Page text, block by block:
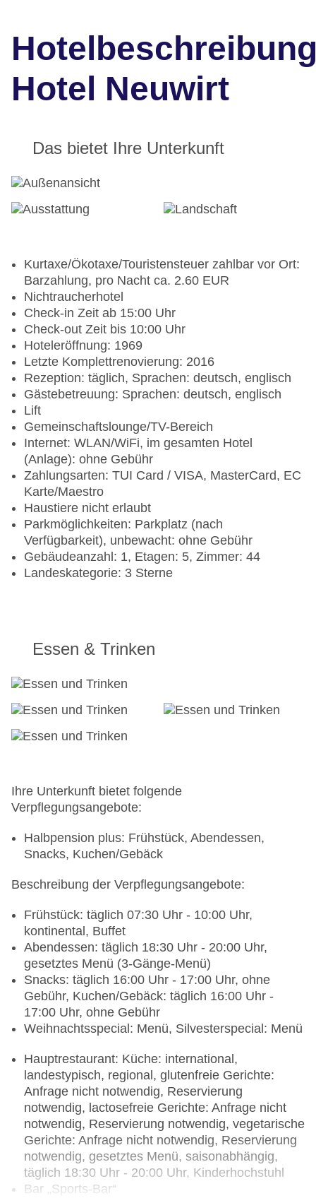
Hotel Neuwirt
Das bietet Ihre Unterkunft
Kurtaxe/Ökotaxe/Touristensteuer zahlbar vor Ort:
Barzahlung, pro Nacht ca. 2.60 EUR
Nichtraucherhotel
Check-in Zeit ab 15:00 Uhr
Check-out Zeit bis 10:00 Uhr
Hoteleröffnung: 1969
Letzte Komplettrenovierung: 2016
Rezeption: täglich, Sprachen: deutsch, englisch
Gästebetreuung: Sprachen: deutsch, englisch
Lift
Gemeinschaftslounge/TV-Bereich
Internet: WLAN/WiFi, im gesamten Hotel
(Anlage): ohne Gebühr
Zahlungsarten: TUI Card / VISA, MasterCard, EC
Karte/Maestro
Haustiere nicht erlaubt
Parkmöglichkeiten: Parkplatz (nach
Verfügbarkeit), unbewacht: ohne Gebühr
Gebäudeanzahl: 1, Etagen: 5, Zimmer: 44
Landeskategorie: 3 Sterne
Essen & Trinken
Ihre Unterkunft bietet folgende
Verpflegungsangebote:
Halbpension plus: Frühstück, Abendessen,
Snacks, Kuchen/Gebäck
Beschreibung der Verpflegungsangebote:
Frühstück: täglich 07:30 Uhr - 10:00 Uhr,
kontinental, Buffet
Abendessen: täglich 18:30 Uhr - 20:00 Uhr,
gesetztes Menü (3-Gänge-Menü)
Snacks: täglich 16:00 Uhr - 17:00 Uhr, ohne
Gebühr, Kuchen/Gebäck: täglich 16:00 Uhr -
17:00 Uhr, ohne Gebühr
Weihnachtsspecial: Menü, Silvesterspecial: Menü
Hauptrestaurant: Küche: international,
landestypisch, regional, glutenfreie Gerichte:
Anfrage nicht notwendig, Reservierung
notwendig, lactosefreie Gerichte: Anfrage nicht
notwendig, Reservierung notwendig, vegetarische
Gerichte: Anfrage nicht notwendig, Reservierung
notwendig, gesetztes Menü, saisonabhängig,
täglich 18:30 Uhr - 20:00 Uhr, Kinderhochstuhl
Bar „Sports-Bar“